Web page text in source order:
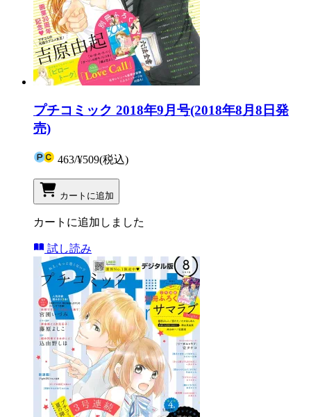
プチコミック 2018年9月号(2018年8月8日発
売)
463/¥509(税込)
カートに追加
カートに追加しました
試し読み